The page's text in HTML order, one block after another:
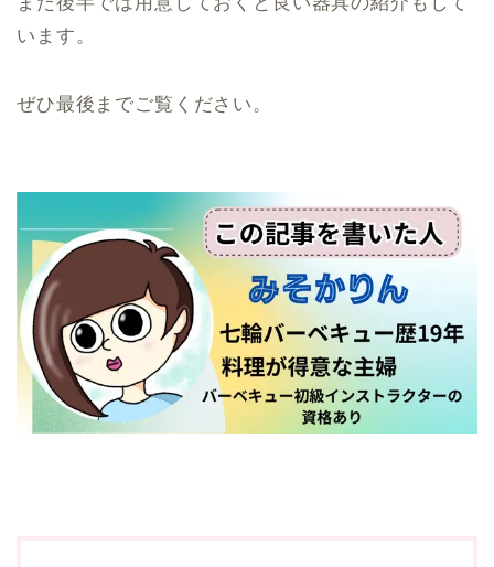
います。
ぜひ最後までご覧ください。